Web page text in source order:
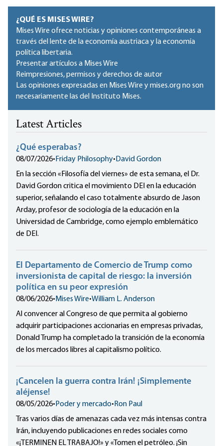
¿QUÉ ES MISES WIRE?
Mises Wire ofrece noticias y opiniones contemporáneas a
través del lente de la economía austriaca y la economía
política libertaria.
Presentar artículos a Mises Wire
Reimpresiones, permisos y derechos de autor
Las opiniones expresadas en Mises Wire y mises.org no son
necesariamente las del Instituto Mises.
Latest Articles
¿Qué esperabas?
08/07/2026• Friday Philosophy• David Gordon
En la sección «Filosofía del viernes» de esta semana, el Dr.
David Gordon critica el movimiento DEI en la educación
superior, señalando el caso totalmente absurdo de Jason
Arday, profesor de sociología de la educación en la
Universidad de Cambridge, como ejemplo emblemático
de DEI.
El Departamento de Comercio de Trump como
inversionista de capital de riesgo: la inversión
política en su peor expresión
08/06/2026• Mises Wire•William L. Anderson
Al convencer al Congreso de que permita al gobierno
adquirir participaciones accionarias en empresas privadas,
Donald Trump ha completado la transición de la economía
de los mercados libres al capitalismo político.
¡Cancelen la guerra contra Irán! ¡Simplemente
aléjense!
08/05/2026• Poder y mercado• Ron Paul
Tras varios días de amenazas cada vez más intensas contra
Irán, incluyendo publicaciones en redes sociales como
«¡TERMINEN EL TRABAJO!» y «Tomen el petróleo. ¡Sin